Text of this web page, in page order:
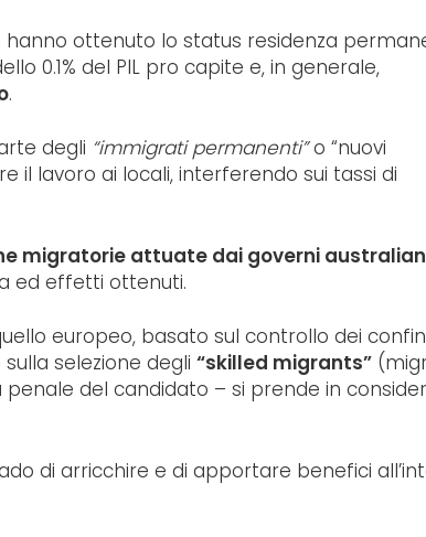
ottenuto lo status residenza
0.1% del PIL pro capite e, in generale,
.
degli “immigrati permanenti”o “nuovi
il lavoro ai locali, interferendo sui tassi di
migratorie attuate dai governi
ed effetti ottenuti.
europeo, basato sul controllo dei
selezione degli“skilled migrants”
del candidato – si prende in
di arricchire e di apportare benefici